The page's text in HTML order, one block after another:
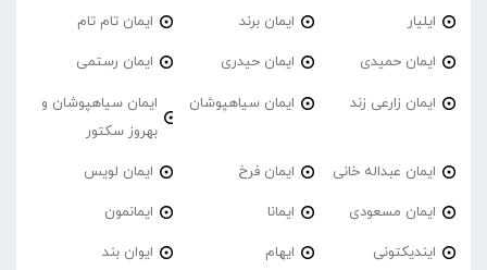
ایلیار ایمان برند ایمان تام تام
ایمان حمیدی ایمان حیدری ایمان رستمی
ایمان زارعی زند ایمان سیاهپوشان
ایمان سیاهپوشان و
بهروز سکتور
ایمان عبداله خانی ایمان فرخ ایمان لویس
ایمان مسعودی ایمانا ایمانمون
ایندیکتونی ایهام ایوان بند